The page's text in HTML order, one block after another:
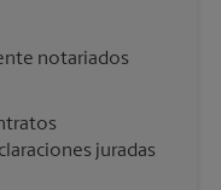
notariados
juradas